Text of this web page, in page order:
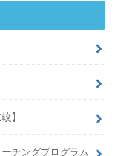
】
チングプログラム